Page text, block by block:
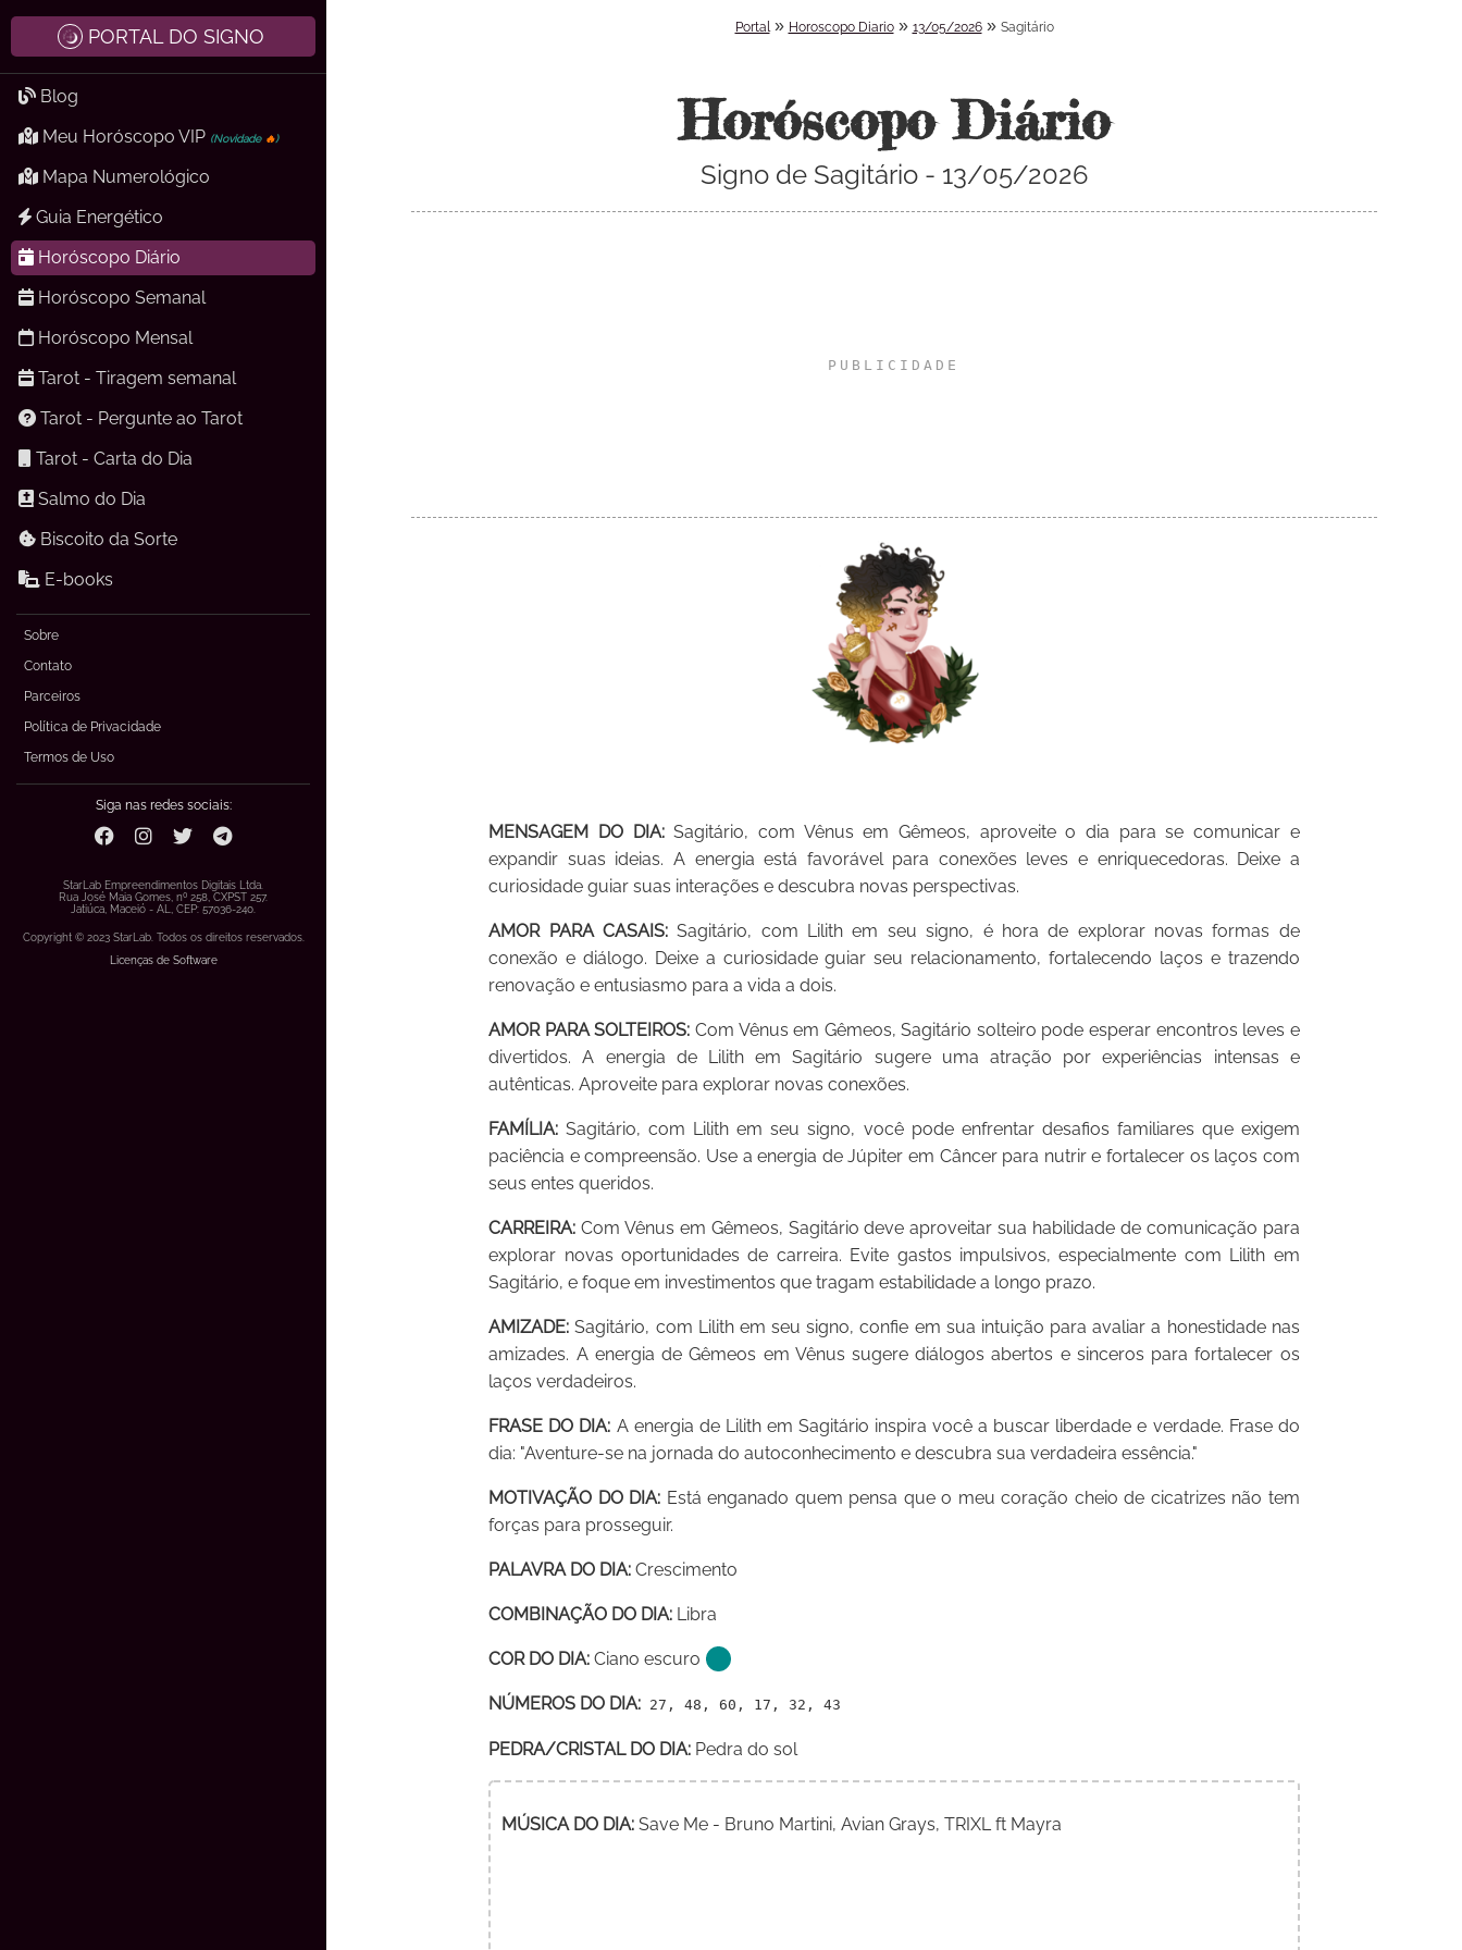
PORTAL DO SIGNO
Blog
Meu Horóscopo VIP (Novidade 🔥)
Mapa Numerológico
Guia Energético
Horóscopo Diário
Horóscopo Semanal
Horóscopo Mensal
Tarot - Tiragem semanal
Tarot - Pergunte ao Tarot
Tarot - Carta do Dia
Salmo do Dia
Biscoito da Sorte
E-books
Sobre
Contato
Parceiros
Política de Privacidade
Termos de Uso
Siga nas redes sociais:
StarLab Empreendimentos Digitais Ltda.
Rua José Maia Gomes, nº 258, CXPST 257.
Jatiúca, Maceió - AL, CEP: 57036-240.
Copyright © 2023 StarLab. Todos os direitos reservados.
Licenças de Software
Portal » Horoscopo Diario» 13/05/2026» Sagitário
Horóscopo Diário
Signo de Sagitário - 13/05/2026
MENSAGEM DO DIA:Sagitário, com Vênus em Gêmeos, aproveite o dia para se comunicar e
expandir suas ideias. A energia está favorável para conexões leves e enriquecedoras. Deixe a
curiosidade guiar suas interações e descubra novas perspectivas.
AMOR PARA CASAIS: Sagitário, com Lilith em seu signo, é hora de explorar novas formas de
conexão e diálogo. Deixe a curiosidade guiar seu relacionamento, fortalecendo laços e trazendo
renovação e entusiasmo para a vida a dois.
AMOR PARA SOLTEIROS: Com Vênus em Gêmeos, Sagitário solteiro pode esperar encontros leves e
divertidos. A energia de Lilith em Sagitário sugere uma atração por experiências intensas e
autênticas. Aproveite para explorar novas conexões.
FAMÍLIA: Sagitário, com Lilith em seu signo, você pode enfrentar desafios familiares que exigem
paciência e compreensão. Use a energia de Júpiter em Câncer para nutrir e fortalecer os laços com
seus entes queridos.
CARREIRA: Com Vênus em Gêmeos, Sagitário deve aproveitar sua habilidade de comunicação para
explorar novas oportunidades de carreira. Evite gastos impulsivos, especialmente com Lilith em
Sagitário, e foque em investimentos que tragam estabilidade a longo prazo.
AMIZADE: Sagitário, com Lilith em seu signo, confie em sua intuição para avaliar a honestidade nas
amizades. A energia de Gêmeos em Vênus sugere diálogos abertos e sinceros para fortalecer os
laços verdadeiros.
FRASE DO DIA: A energia de Lilith em Sagitário inspira você a buscar liberdade e verdade. Frase do
dia: "Aventure-se na jornada do autoconhecimento e descubra sua verdadeira essência."
MOTIVAÇÃO DO DIA: Está enganado quem pensa que o meu coração cheio de cicatrizes não tem
forças para prosseguir.
PALAVRA DO DIA: Crescimento
COMBINAÇÃO DO DIA: Libra
COR DO DIA: Ciano escuro
NÚMEROS DO DIA: 27, 48, 60, 17, 32, 43
PEDRA/CRISTAL DO DIA: Pedra do sol
MÚSICA DO DIA: Save Me - Bruno Martini, Avian Grays, TRIXL ft Mayra